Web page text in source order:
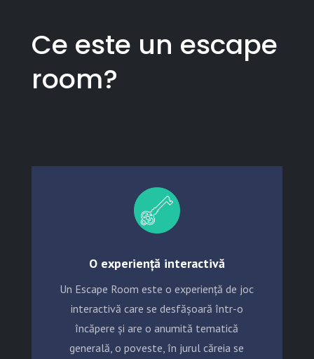
Ce este un escape
room?
O experiență interactivă
Un Escape Room este o experiență de joc
interactivă care se desfășoară într-o
încăpere și are o anumită tematică
generală, o poveste, în jurul căreia se